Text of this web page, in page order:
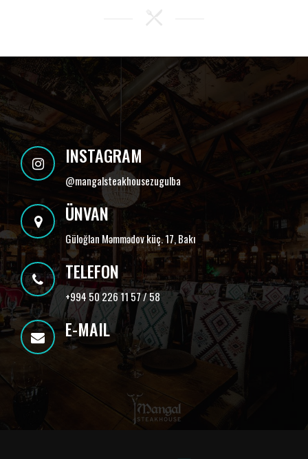
INSTAGRAM
@mangalsteakhousezugulba
ÜNVAN
Güloğlan Məmmədov küç. 17, Bakı
TELEFON
+994 50 226 11 57 / 58
E-MAIL